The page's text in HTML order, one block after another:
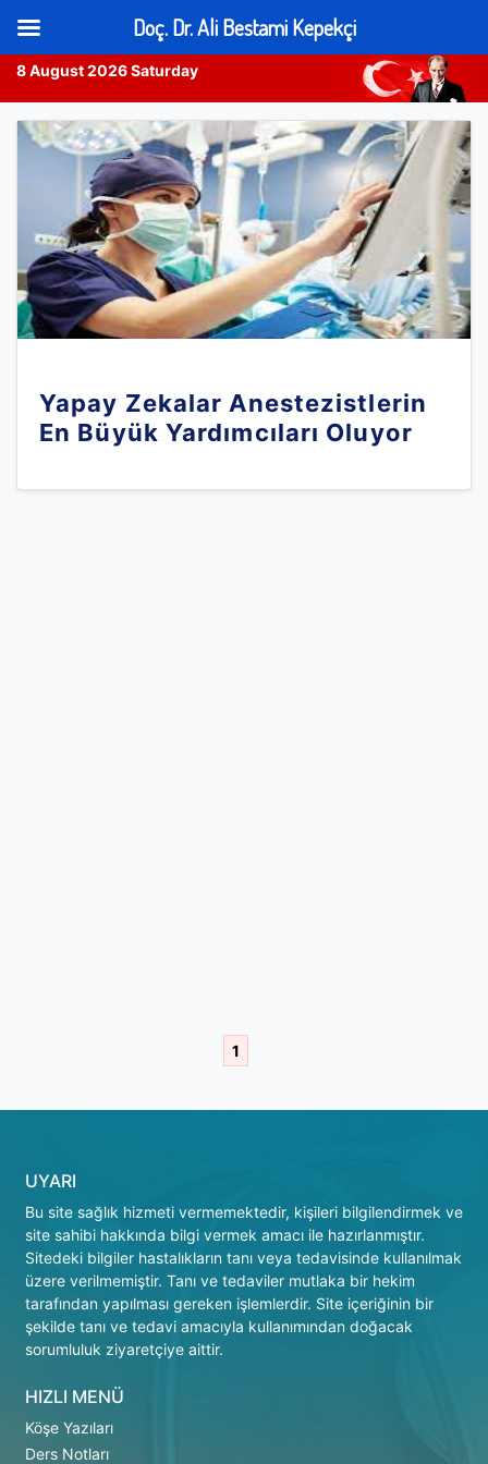
8 August 2026 Saturday
Yapay Zekalar Anestezistlerin
En Büyük Yardımcıları Oluyor
1
UYARI
Bu site sağlık hizmeti vermemektedir, kişileri bilgilendirmek ve
site sahibi hakkında bilgi vermek amacı ile hazırlanmıştır.
Sitedeki bilgiler hastalıkların tanı veya tedavisinde kullanılmak
üzere verilmemiştir. Tanı ve tedaviler mutlaka bir hekim
tarafından yapılması gereken işlemlerdir. Site içeriğinin bir
şekilde tanı ve tedavi amacıyla kullanımından doğacak
sorumluluk ziyaretçiye aittir.
HIZLI MENÜ
Köşe Yazıları
Ders Notları
Doç. Dr. Ali Bestami Kepekçi